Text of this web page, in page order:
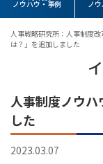
ノウハウ・事例 ノ
人事戦略研究所：人事制度改
は？」を追加しました
人事制度ノウ
した
2023.03.07